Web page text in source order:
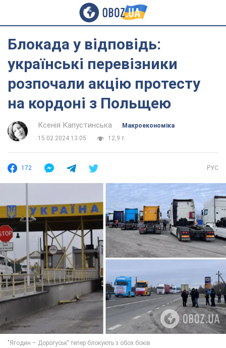
Блокада у відповідь:
українські перевізники
розпочали акцію протесту
на кордоні з Польщею
Ксенія Капустинська
Mакроекономіка
15.02.2024 13:05
12,9 т.
172 РУС